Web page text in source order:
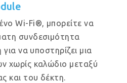
Wi-Fi®, μπορείτε να
συνδεσιμότητα
για να υποστηρίζει μια
χωρίς καλώδιο μεταξύ
και του δέκτη.